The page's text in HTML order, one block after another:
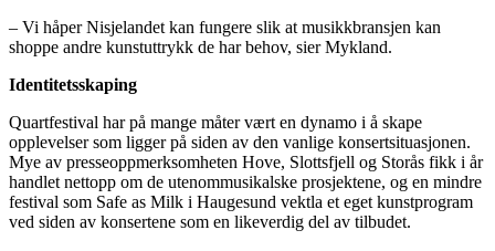
– Vi håper Nisjelandet kan fungere slik at musikkbransjen kan
shoppe andre kunstuttrykk de har behov, sier Mykland.
Identitetsskaping
Quartfestival har på mange måter vært en dynamo i å skape
opplevelser som ligger på siden av den vanlige konsertsituasjonen.
Mye av presseoppmerksomheten Hove, Slottsfjell og Storås fikk i år
handlet nettopp om de utenommusikalske prosjektene, og en mindre
festival som Safe as Milk i Haugesund vektla et eget kunstprogram
ved siden av konsertene som en likeverdig del av tilbudet.